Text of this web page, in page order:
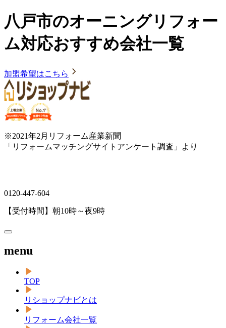
八戸市のオーニングリフォー
ム対応おすすめ会社一覧
加盟希望はこちら
※2021年2月リフォーム産業新聞
「リフォームマッチングサイトアンケート調査」より
0120-447-604
【受付時間】朝10時～夜9時
menu
TOP
リショップナビとは
リフォーム会社一覧